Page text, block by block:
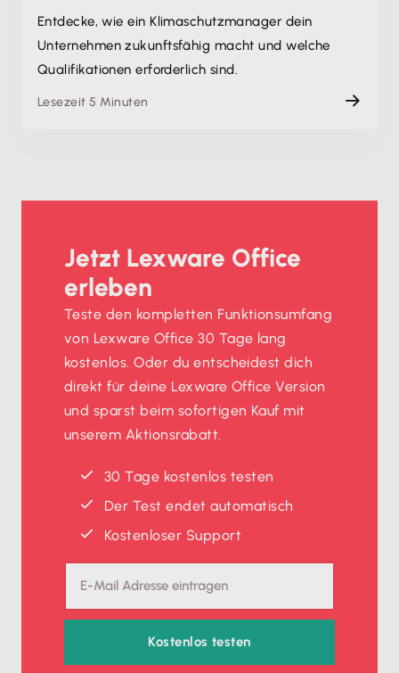
Entdecke, wie ein Klimaschutzmanager dein
Unternehmen zukunftsfähig macht und welche
Qualifikationen erforderlich sind.
Lesezeit 5 Minuten
Jetzt Lexware Office
erleben
Teste den kompletten Funktionsumfang
von Lexware Office 30 Tage lang
kostenlos. Oder du entscheidest dich
direkt für deine Lexware Office Version
und sparst beim sofortigen Kauf mit
unserem Aktionsrabatt.
30 Tage kostenlos testen
Der Test endet automatisch
Kostenloser Support
Kostenlos testen